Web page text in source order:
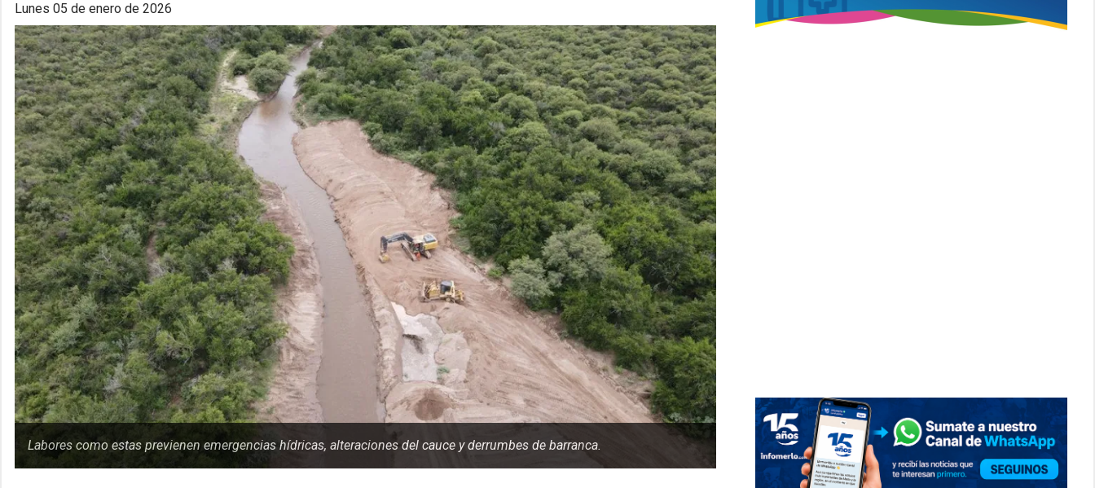
lunes 05 de enero de 2026
Labores como estas previenen emergencias hídricas, alteraciones del cauce y derrumbes de barranca.